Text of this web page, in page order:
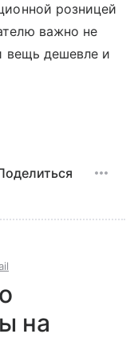
розницей
важно не
вещь дешевле и
на